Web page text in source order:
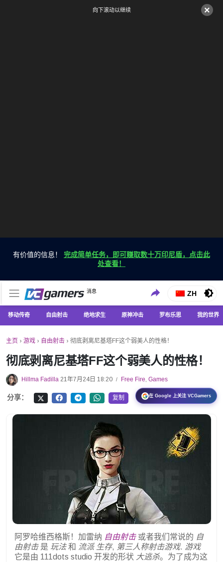
×
向下滚动以继续
有价值的信息！ 完成简单任务，即可赚取数十万印尼盾，点击此
处查看！
VC游戏新闻
消息
仅在 VCGamers 获取最新的游戏新闻
ZH
移动传奇 自由射击 绝地求生 原神冲击 罗布乐思 我的世界
主页 › 游戏 › 自由射击 › 彻底剥离尼基塔FF这个弱美人的性格！
彻底剥离尼基塔FF这个弱美人的性格！
Hillma Fadilla 21年7月24日 18:20 / Free Fire, Games
在 Google 上关注 VCGamers
分享： 复制
阿罗哈维西格斯！加雷纳 自由射击或者我们常说的 自
由射击是 玩法和 流派 生存, 第三人称射击游戏. 游戏
它是由 111dots studio 开发的形状 大逃杀。为了成为这